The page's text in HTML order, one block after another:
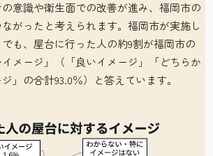
意識や衛生面での改善が進み、福岡市の
がったと考えられます。福岡市が実施し
も、屋台に行った人の約9割が福岡市の
メージ」（「良いイメージ」「どちらか
」の合計93.0％）と答えています。